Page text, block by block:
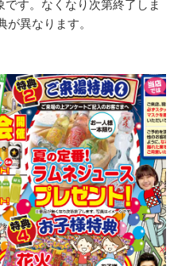
す。 なくなり次第終了しま
が異なります。